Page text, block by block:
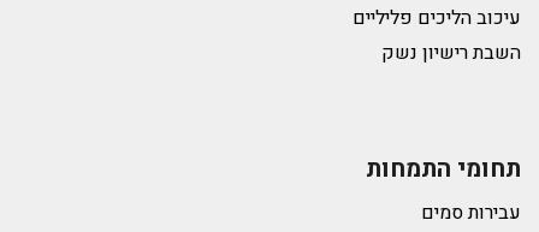
עיכוב הליכים פליליים
השבת רישיון נשק
תחומי התמחות
עבירות סמים